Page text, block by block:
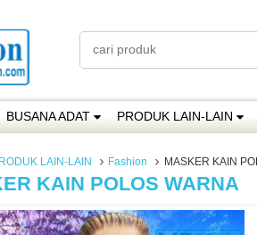
BUSANA ADAT PRODUK LAIN-LAIN
LAIN-LAIN Fashion MASKER KAIN
KAIN POLOS WARNA